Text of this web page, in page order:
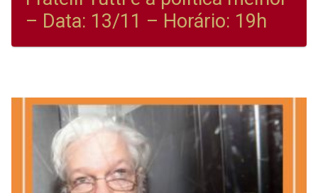
– Data: 13/11 – Horário: 19h